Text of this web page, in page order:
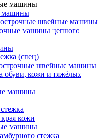
машины
швейные машины
машины цепного
(спец)
швейные машины
кожи и тяжёлых
машины
кожи
машины
стежка